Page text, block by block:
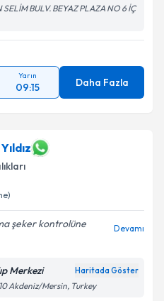
BULV. BEYAZ PLAZA NO 6 İÇ
Yarın
09:15 Daha Fazla
şeker kontrolüne
Devamı
Merkezi Haritada Göster
Akdeniz/Mersin, Turkey